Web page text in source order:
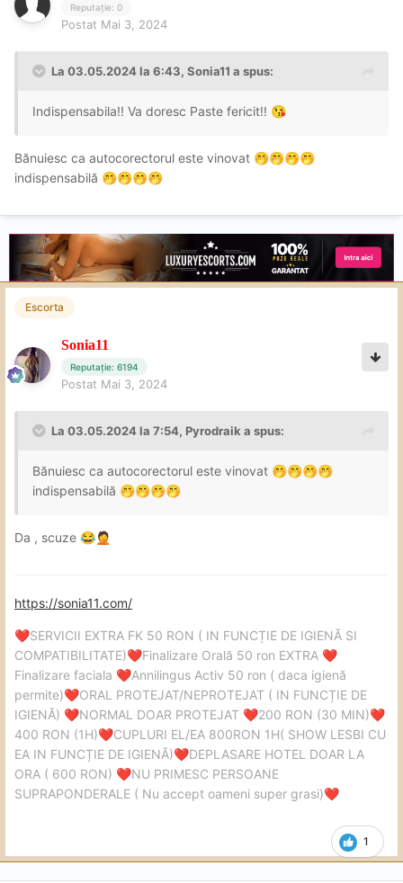
Reputație: 0
Postat Mai 3, 2024
La 03.05.2024 la 6:43, Sonia11 a spus:
Indispensabila!! Va doresc Paste fericit!! 😘
Bănuiesc ca autocorectorul este vinovat 🤭🤭🤭🤭
indispensabilă 🤭🤭🤭🤭
Escorta
Sonia11
Reputație: 6194
Postat Mai 3, 2024
La 03.05.2024 la 7:54, Pyrodraika spus:
Bănuiesc ca autocorectorul este vinovat 🤭🤭🤭🤭
indispensabilă 🤭🤭🤭🤭
Da , scuze 😂🤦
1
https://sonia11.com/
❤️SERVICII EXTRA FK 50 RON ( IN FUNCȚIE DE IGIENĂ SI
COMPATIBILITATE)❤️Finalizare Orală 50 ron EXTRA ❤️
Finalizare faciala ❤️Annilingus Activ 50 ron ( daca igienă
permite)❤️ORAL PROTEJAT/NEPROTEJAT ( IN FUNCȚIE DE
IGIENĂ) ❤️NORMAL DOAR PROTEJAT ❤️200 RON (30 MIN)❤️
400 RON (1H)❤️CUPLURI EL/EA 800RON 1H( SHOW LESBI CU
EA IN FUNCȚIE DE IGIENĂ)❤️DEPLASARE HOTEL DOAR LA
ORA ( 600 RON) ❤️NU PRIMESC PERSOANE
SUPRAPONDERALE ( Nu accept oameni super grasi)❤️